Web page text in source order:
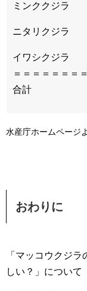
ミンククジ
ニタリクジ
イワシクジ
＝＝＝＝＝＝＝
合計 ３
水産庁ホームページ
おわりに
「マッコウクジ
しい？」について